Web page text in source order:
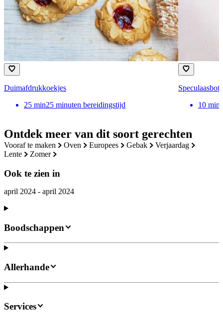
Ontdek meer van dit soort gerechten
vooraf te maken oven europees gebak
verjaardag
lente
zomer
Ook te zien in
april 2024 - april 2024
Duimafdrukkoekjes
25 min25 minuten bereidingstijd
10 min
Boodschappen
Allerhande
Services